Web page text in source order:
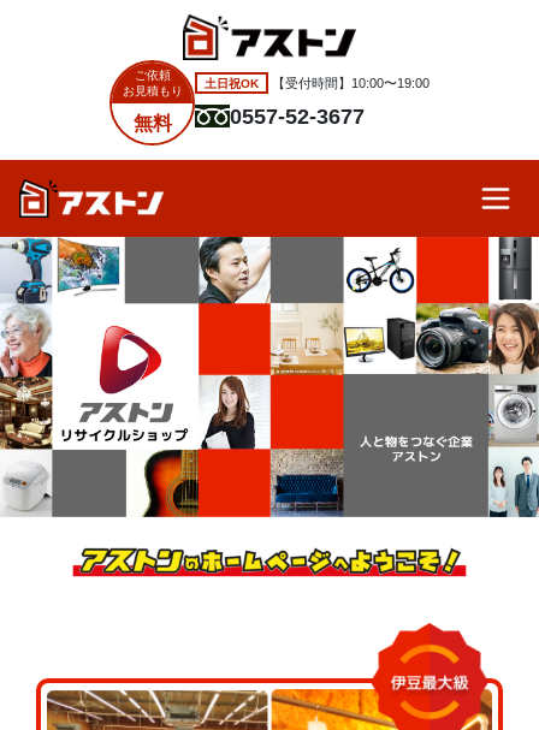
ご依頼
お見積もり
無料
土日祝OK 【受付時間】10:00〜19:00
0557-52-3677